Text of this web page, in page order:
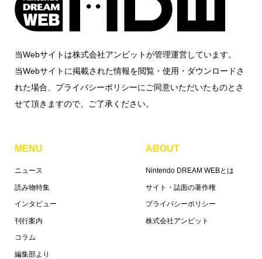
当Webサイトは株式会社アンビットが管理運営しています。
当Webサイトに掲載された情報を閲覧・使用・ダウンロードさ
れた場合、プライバシーポリシーにご同意いただいたものとさ
せて頂きますので、ご了承ください。
MENU
ニュース
読み物特集
インタビュー
刊行案内
コラム
編集部より
ABOUT
Nintendo DREAM WEBとは
サイト・誌面の著作権
プライバシーポリシー
株式会社アンビット